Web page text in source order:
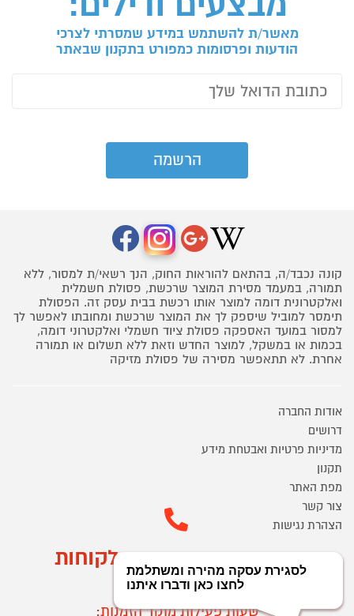
מאשר/ת להשתמש במידע שמסרתי לצרכי
הודעות ופרסומות כמפורט בתקנון שבאתר
קונה נכבד/ה, בהתאם להוראות החוק, הנך רשאי/ת למסור, ללא
תמורה, במעמד מסירת המוצר שרכשת, פסולת חשמלית
ואלקטרונית דומה למוצר אותו רכשת בבית עסק זה. הפסולת
תימסר למוביל שיספק לך את המוצר שרכשת ומחובתו לאפשר לך
למסור במועד האספקה פסולת ציוד חשמלי ואלקטרוני דומה,
בכמות או במשקל, למוצר החדש וזאת ללא תשלום או תמורה
אחרת. לא תתאפשר מסירה של פסולת מזיקה
אודות החברה
דרושים
מדיניות פרטיות ואבטחת מידע
תקנון
מפת האתר
צור קשר
הצהרת נגישות
מוקד הזמנות ושירות לקוחות
03-9545370
שעות פעילות מוקד הזמנות: